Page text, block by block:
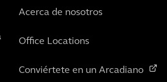
Acerca de nosotros
Office Locations
Conviértete en un Arcadiano